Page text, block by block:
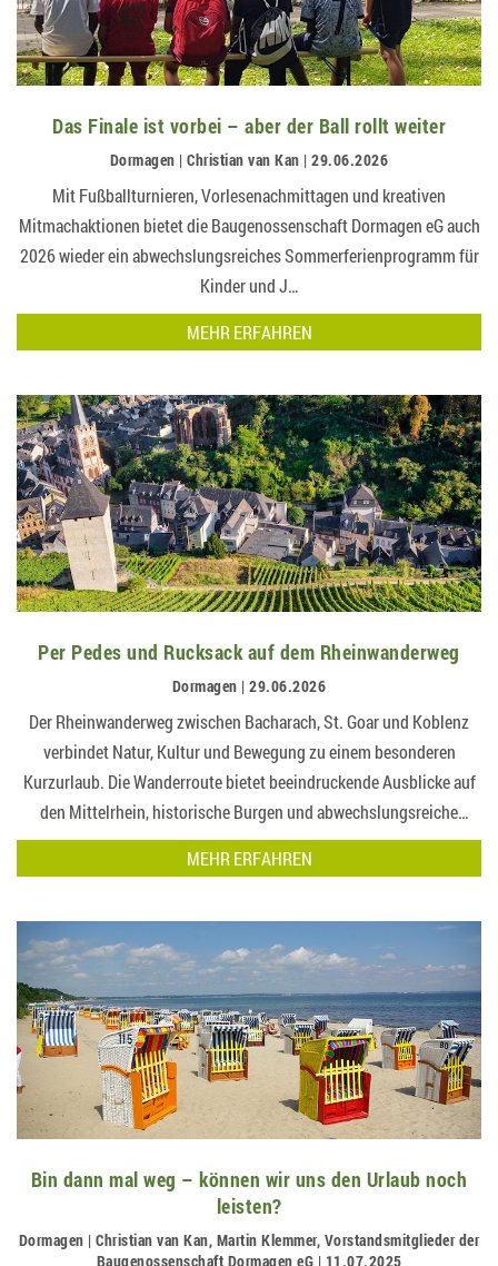
Das Finale ist vorbei – aber der Ball rollt weiter
Dormagen | Christian van Kan | 29.06.2026
Mit Fußballturnieren, Vorlesenachmittagen und kreativen
Mitmachaktionen bietet die Baugenossenschaft Dormagen eG auch
2026 wieder ein abwechslungsreiches Sommerferienprogramm für
Kinder und J…
MEHR ERFAHREN
Per Pedes und Rucksack auf dem Rheinwanderweg
Dormagen | 29.06.2026
Der Rheinwanderweg zwischen Bacharach, St. Goar und Koblenz
verbindet Natur, Kultur und Bewegung zu einem besonderen
Kurzurlaub. Die Wanderroute bietet beeindruckende Ausblicke auf
den Mittelrhein, historische Burgen und abwechslungsreiche
Etappen für Wanderfreunde und…
MEHR ERFAHREN
Bin dann mal weg – können wir uns den Urlaub noch
leisten?
Dormagen | Christian van Kan, Martin Klemmer, Vorstandsmitglieder der
Baugenossenschaft Dormagen eG | 11.07.2025